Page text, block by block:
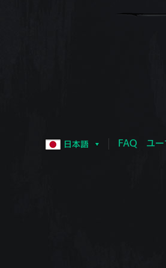
日本語 FAQ ユ